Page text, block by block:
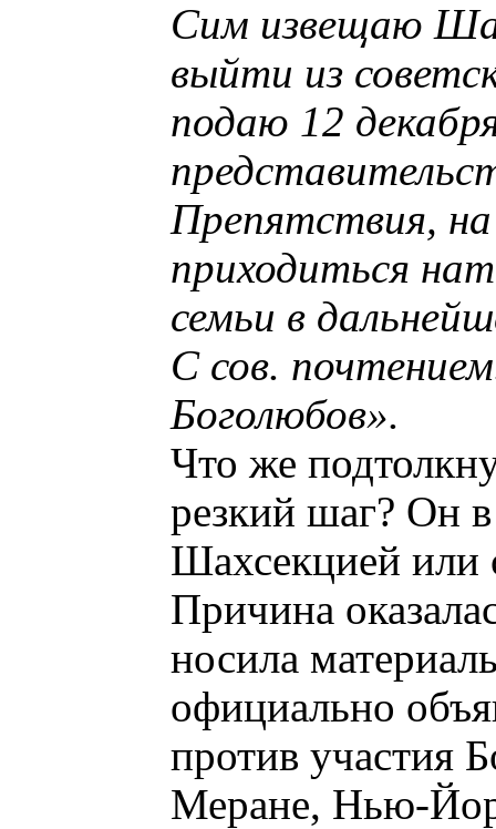
Сим извещаю
выйти из
подаю 12
Препятствия,
приходиться
семьи в
С сов.
Боголюбов».
Что же
резкий шаг? Он
Шахсекцией или
Причина
носила
официально
против участия
Меране, Нью-